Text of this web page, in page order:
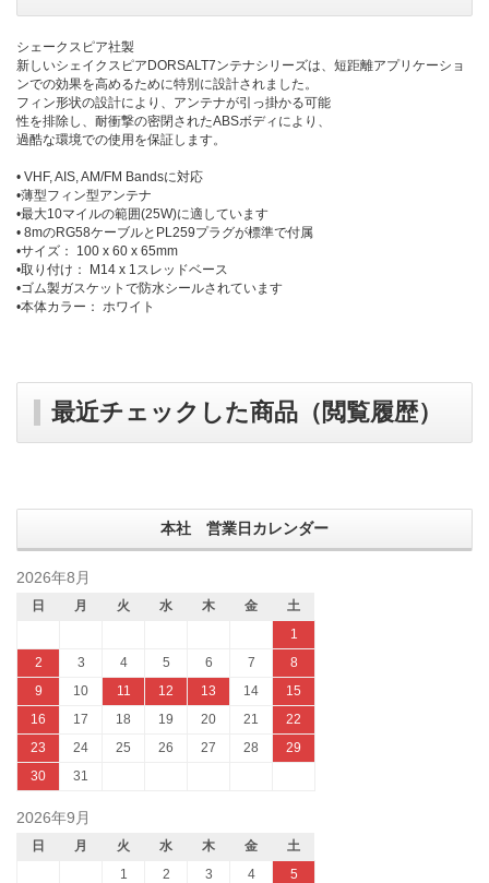
シェークスピア社製
新しいシェイクスピアDORSALT7ンテナシリーズは、短距離アプリケーショ
ンでの効果を高めるために特別に設計されました。
フィン形状の設計により、アンテナが引っ掛かる可能
性を排除し、耐衝撃の密閉されたABSボディにより、
過酷な環境での使用を保証します。
• VHF, AIS, AM/FM Bandsに対応
•薄型フィン型アンテナ
•最大10マイルの範囲(25W)に適しています
• 8mのRG58ケーブルとPL259プラグが標準で付属
•サイズ： 100 x 60 x 65mm
•取り付け： M14 x 1スレッドベース
•ゴム製ガスケットで防水シールされています
•本体カラー： ホワイト
最近チェックした商品（閲覧履歴）
本社 営業日カレンダー
2026年8月
日 月 火 水 木 金
土
1
2
3 4 5 6 7
8
9
10 11 12 13 14
15
16
17 18 19 20 21
22
23
24 25 26 27 28
29
30
31
2026年9月
日 月 火 水 木 金
土
1
2 3 4
5